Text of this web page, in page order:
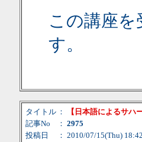
この講座
す。
タイトル ：
【日本語によるサハ
記事No
： 2975
投稿日
： 2010/07/15(Thu) 18:42